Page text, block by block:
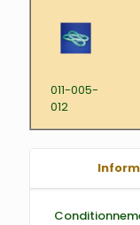
011-005-
012